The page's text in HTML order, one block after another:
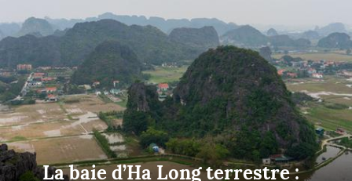
La baie d’Ha Long terrestre :